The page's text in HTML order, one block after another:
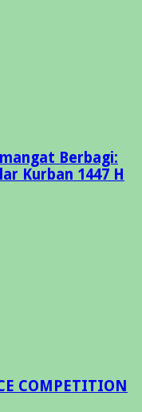
Berbagi:
Kurban 1447 H
COMPETITION